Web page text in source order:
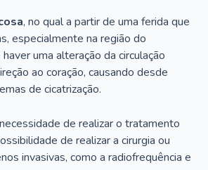
, no qual a partir de uma ferida que
especialmente na região do
uma alteração da circulação
ao coração, causando desde
de cicatrização.
de realizar o tratamento
de realizar a cirurgia ou
invasivas, como a radiofrequência e